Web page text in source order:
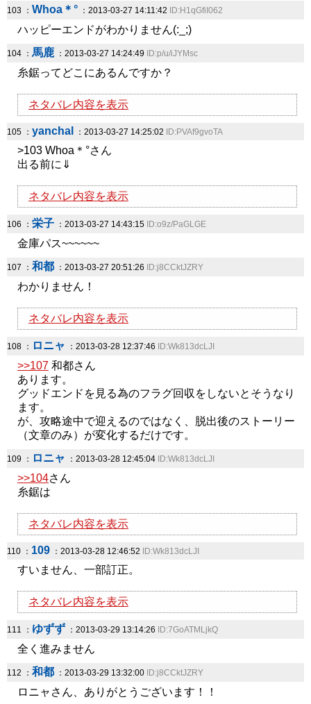
103 ： Whoa＊° ：2013-03-27 14:11:42 ID:H1qGfiI062
ハッピーエンドがわかりません(:_;)
104 ： 馬鹿：2013-03-27 14:24:49 ID:p/u/iJYMsc
糸鋸ってどこにあるんですか？
ネタバレ内容を表示
105 ： yanchal ：2013-03-27 14:25:02 ID:PVAf9gvoTA
>103 Whoa＊°さん
出る前に⇓
ネタバレ内容を表示
106 ： 栄子 ：2013-03-27 14:43:15 ID:o9z/PaGLGE
金庫パス~~~~~~
107 ： 和都 ：2013-03-27 20:51:26 ID:j8CCktJZRY
わかりません！
ネタバレ内容を表示
108 ： ロニャ ：2013-03-28 12:37:46 ID:Wk813dcLJI
>>107 和都さん
あります。
グッドエンドを見る為のフラグ回収をしないとそうなり
ます。
が、攻略途中で迎えるのではなく、脱出後のストーリー
（文章のみ）が変化するだけです。
109 ： ロニャ ：2013-03-28 12:45:04 ID:Wk813dcLJI
>>104さん
糸鋸は
ネタバレ内容を表示
110 ： 109 ：2013-03-28 12:46:52 ID:Wk813dcLJI
すいません、一部訂正。
ネタバレ内容を表示
111 ： ゆずず ：2013-03-29 13:14:26 ID:7GoATMLjkQ
全く進みません
112 ： 和都 ：2013-03-29 13:32:00 ID:j8CCktJZRY
ロニャさん、ありがとうございます！！